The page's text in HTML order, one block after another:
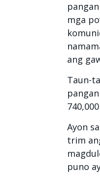
mga
ang
Taun-
Ayon
trim
puno